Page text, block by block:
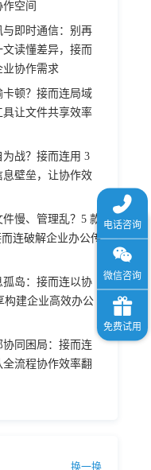
空间
与即时通信：别再
文读懂差异，接而
业协作需求
卡顿？接而连局域
具让文件共享效率
为战？接而连用 3
息壁垒，让协作效
慢、管理乱？5 款
连破解企业办公传
孤岛：接而连以协
构建企业高效办公
协同困局：接而连
流程协作效率翻
换一换